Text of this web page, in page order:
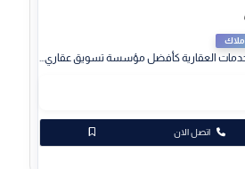
العقارية كأفضل مؤسسة تسويق عقاري...
اتصل الان